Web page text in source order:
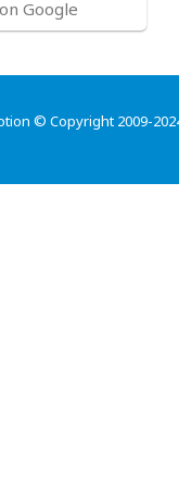
Google
© Copyright 2009-